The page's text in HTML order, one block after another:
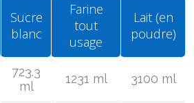
Sucre
blanc
Farine
tout
usage
Lait (en
poudre)
723.3
ml
1231 ml 3100 ml